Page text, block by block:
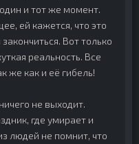
и тот же момент.
ей кажется, что это
Вот только
реальность. Все
же как и её гибель!
не выходит.
где умирает и
людей не помнит, что